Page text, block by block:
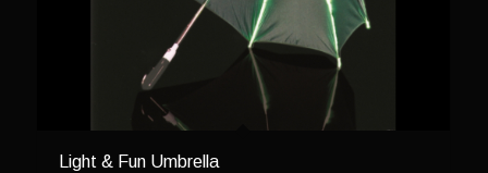
Light & Fun Umbrella